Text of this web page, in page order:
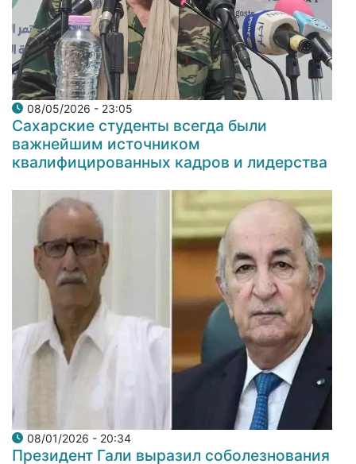
08/05/2026 - 23:05
Сахарские студенты всегда были
важнейшим источником
квалифицированных кадров и лидерства
08/01/2026 - 20:34
Президент Гали выразил соболезнования